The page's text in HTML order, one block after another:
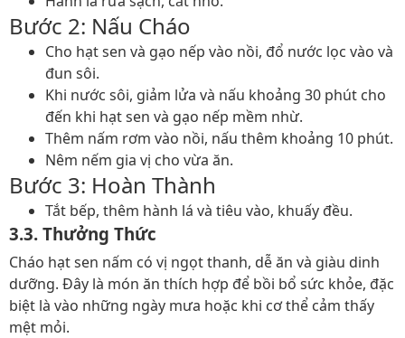
Bước 2: Nấu Cháo
Cho hạt sen và gạo nếp vào nồi, đổ nước lọc vào và
đun sôi.
Khi nước sôi, giảm lửa và nấu khoảng 30 phút cho
đến khi hạt sen và gạo nếp mềm nhừ.
Thêm nấm rơm vào nồi, nấu thêm khoảng 10 phút.
Nêm nếm gia vị cho vừa ăn.
Bước 3: Hoàn Thành
Tắt bếp, thêm hành lá và tiêu vào, khuấy đều.
3.3. Thưởng Thức
Cháo hạt sen nấm có vị ngọt thanh, dễ ăn và giàu dinh
dưỡng. Đây là món ăn thích hợp để bồi bổ sức khỏe, đặc
biệt là vào những ngày mưa hoặc khi cơ thể cảm thấy
mệt mỏi.